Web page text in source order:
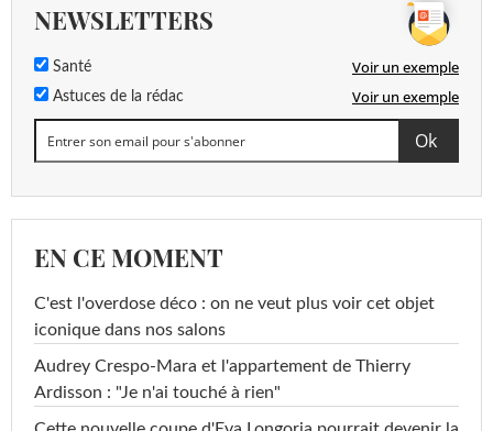
NEWSLETTERS
Santé Voir un exemple
Astuces de la rédac Voir un exemple
EN CE MOMENT
C'est l'overdose déco : on ne veut plus voir cet objet
iconique dans nos salons
Audrey Crespo-Mara et l'appartement de Thierry
Ardisson : "Je n'ai touché à rien"